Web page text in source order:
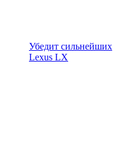
Убедит сильнейших
Lexus LX